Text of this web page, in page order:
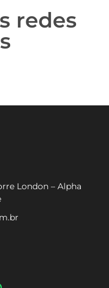
redes
London – Alpha